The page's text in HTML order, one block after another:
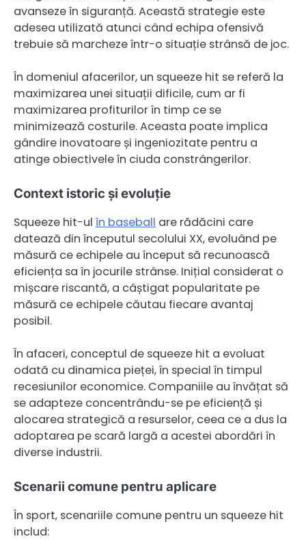
avanseze în siguranță. Această strategie este
adesea utilizată atunci când echipa ofensivă
trebuie să marcheze într-o situație strânsă de joc.
În domeniul afacerilor, un squeeze hit se referă la
maximizarea unei situații dificile, cum ar fi
maximizarea profiturilor în timp ce se
minimizează costurile. Aceasta poate implica
gândire inovatoare și ingeniozitate pentru a
atinge obiectivele în ciuda constrângerilor.
Context istoric și evoluție
Squeeze hit-ul în baseball are rădăcini care
datează din începutul secolului XX, evoluând pe
măsură ce echipele au început să recunoască
eficiența sa în jocurile strânse. Inițial considerat o
mișcare riscantă, a câștigat popularitate pe
măsură ce echipele căutau fiecare avantaj
posibil.
În afaceri, conceptul de squeeze hit a evoluat
odată cu dinamica pieței, în special în timpul
recesiunilor economice. Companiile au învățat să
se adapteze concentrându-se pe eficiență și
alocarea strategică a resurselor, ceea ce a dus la
adoptarea pe scară largă a acestei abordări în
diverse industrii.
Scenarii comune pentru aplicare
În sport, scenariile comune pentru un squeeze hit
includ: